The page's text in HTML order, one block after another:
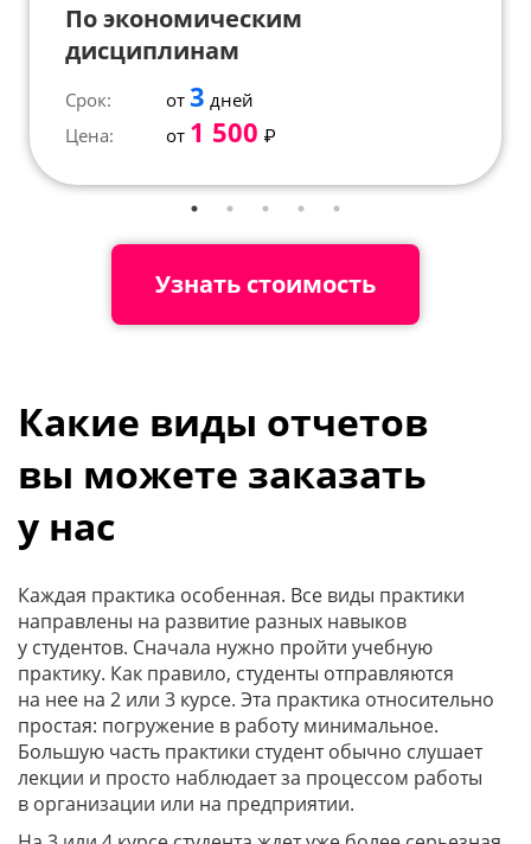
По экономическим
дисциплинам
Срок: от 3 дней
Цена:
от 1 500 ₽
Узнать стоимость
Какие виды отчетов
вы можете заказать
у нас
Каждая практика особенная. Все виды практики
направлены на развитие разных навыков
у студентов. Сначала нужно пройти учебную
практику. Как правило, студенты отправляются
на нее на 2 или 3 курсе. Эта практика относительно
простая: погружение в работу минимальное.
Большую часть практики студент обычно слушает
лекции и просто наблюдает за процессом работы
в организации или на предприятии.